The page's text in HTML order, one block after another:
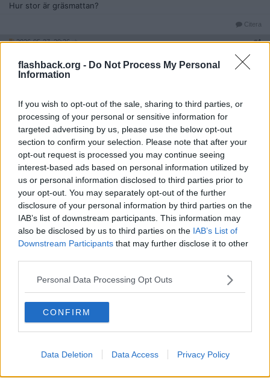
flashback.org - Do Not Process My Personal
Information
If you wish to opt-out of the sale, sharing to third parties, or
processing of your personal or sensitive information for
targeted advertising by us, please use the below opt-out
section to confirm your selection. Please note that after your
opt-out request is processed you may continue seeing
interest-based ads based on personal information utilized by
us or personal information disclosed to third parties prior to
your opt-out. You may separately opt-out of the further
disclosure of your personal information by third parties on the
IAB’s list of downstream participants. This information may
also be disclosed by us to third parties on the IAB’s List of
Downstream Participants that may further disclose it to other
Personal Data Processing Opt Outs
CONFIRM
Data Deletion Data Access Privacy Policy
Hur stor är gräsmattan?
Citera
2026-05-27, 20:26 #4
Medlem
Reg: Feb 2022
Inlägg: 1 145
säljer själv ett märke med fördelaktig finess för äldre. Den har ett
system som gör att driften anpassar sig efter hur fort man går.
Det gör att äldre inte måste springa ikapp sin klippare. Systemet
heter automatic drive om du vill googla.
2026-05-27, 20:49
Cutthethroat
Medlem
Reg: Apr 2026
Ja, som redan sagts, om ni ska ha klipparen vid sommarstugan
som kanske klipps lite sällan, gräset blir högre och kräver lite mer
motorstyrka än svagaste motorn.
Men som också redan sagts, att om klipparen är den smalaste
modellen kanske den klarar sig ändå med en mindre motor.
kniven att slå av.
Däremot, väldigt viktigt, äldre har väldigt ofta svårt att hinna
med att gå efter självgående klippare.
Speciellt svårt blir det i startögonblicket då " kopplingen" släpps